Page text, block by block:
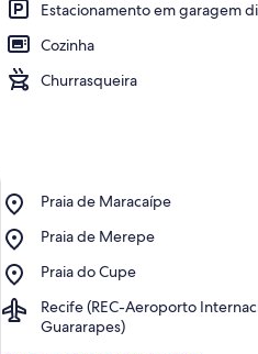
Estacionamento em garagem
Cozinha
Churrasqueira
Praia de Maracaípe
Place,
de
Praia de Merepe
Place,
de
Praia do Cupe
Place,
do
Cupe
Recife (REC-Aeroporto
Guararapes)
Airport,
Recife